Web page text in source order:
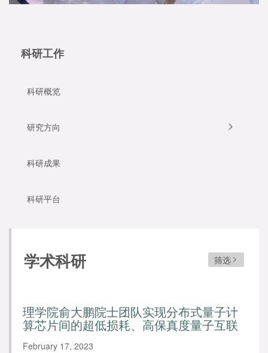
科研工作
科研概览
研究方向
科研成果
科研平台
学术科研 筛选
理学院俞大鹏院士团队实现分布式量子计
算芯片间的超低损耗、高保真度量子互联
February 17, 2023